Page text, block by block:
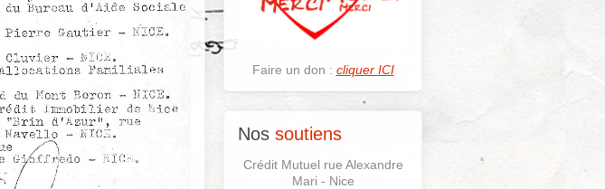
Faire un don : cliquer ICI
Nos soutiens
Crédit Mutuel rue Alexandre
Mari - Nice